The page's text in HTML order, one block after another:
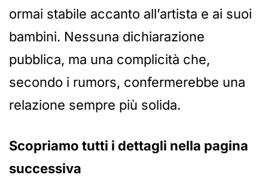
ormai stabile accanto all’artista e ai suoi
bambini. Nessuna dichiarazione
pubblica, ma una complicità che,
secondo i rumors, confermerebbe una
relazione sempre più solida.
Scopriamo tutti i dettagli nella pagina
successiva